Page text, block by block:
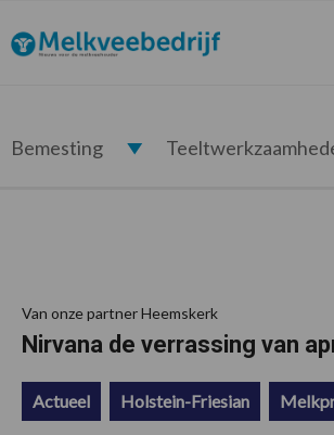
de
hoofdnavigatie
de
hoofd
de
eerste
de
voettekst
Melkveebedrijf.nl
Bemesting
Van onze partner Heemskerk
Nirvana de verrassing van
Actueel Holstein-Friesian